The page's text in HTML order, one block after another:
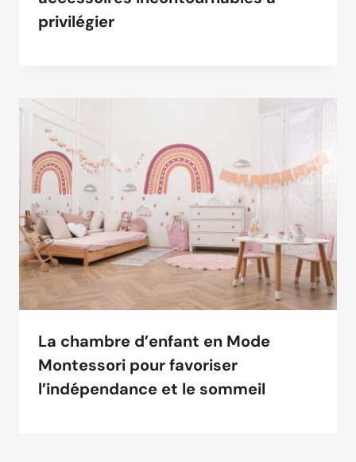
privilégier
La chambre d’enfant en Mode
Montessori pour favoriser
l’indépendance et le sommeil